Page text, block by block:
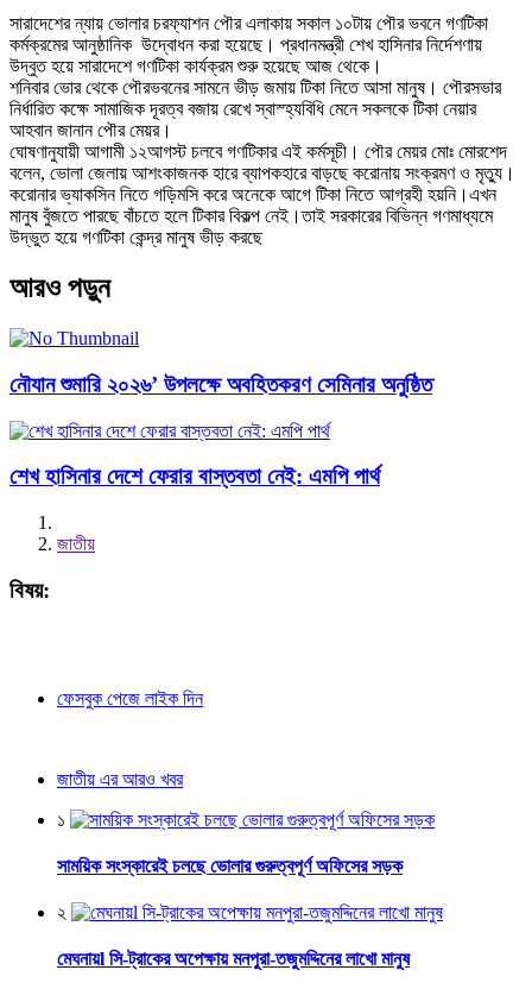
সারাদেশের ন্যায় ভোলার চরফ্যাশন পৌর এলাকায় সকাল ১০টায় পৌর ভবনে গণটিকা
কর্মক্রমের আনুষ্ঠানিক উদ্বোধন করা হয়েছে। প্রধানমন্ত্রী শেখ হাসিনার নির্দেশণায়
উদ্বুত হয়ে সারাদেশে গণটিকা কার্যক্রম শুরু হয়েছে আজ থেকে।
শনিবার ভোর থেকে পৌরভবনের সামনে ভীড় জমায় টিকা নিতে আসা মানুষ। পৌরসভার
নির্ধারিত কক্ষে সামাজিক দূরত্ব বজায় রেখে স্বাস্হ্যবিধি মেনে সকলকে টিকা নেয়ার
আহবান জানান পৌর মেয়র।
ঘোষণানুযায়ী আগামী ১২আগস্ট চলবে গণটিকার এই কর্মসূচী। পৌর মেয়র মোঃ মোরশেদ
বলেন, ভোলা জেলায় আশংকাজনক হারে ব্যাপকহারে বাড়ছে করোনায় সংক্রমণ ও মৃত্যু।
করোনার ভ্যাকসিন নিতে গড়িমসি করে অনেকে আগে টিকা নিতে আগ্রহী হয়নি।এখন
মানুষ বুঁজতে পারছে বাঁচতে হলে টিকার বিকল্প নেই।তাই সরকারের বিভিন্ন গণমাধ্যমে
উদ্ভুত হয়ে গণটিকা কেন্দ্র মানুষ ভীড় করছে
আরও পড়ুন
নৌযান শুমারি ২০২৬’ উপলক্ষে অবহিতকরণ সেমিনার অনুষ্ঠিত
শেখ হাসিনার দেশে ফেরার বাস্তবতা নেই: এমপি পার্থ
জাতীয়
বিষয়:
ফেসবুক পেজে লাইক দিন
জাতীয় এর আরও খবর
১
সাময়িক সংস্কারেই চলছে ভোলার গুরুত্বপূর্ণ অফিসের সড়ক
২
মেঘনায়l সি-ট্রাকের অপেক্ষায় মনপুরা-তজুমদ্দিনের লাখো মানুষ